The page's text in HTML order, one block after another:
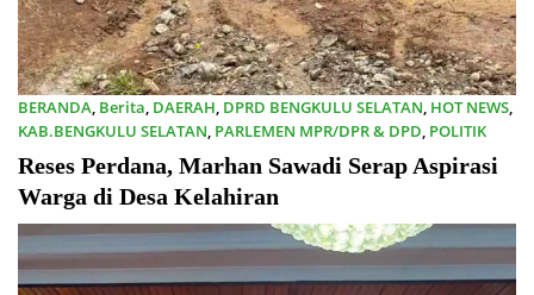
BERANDA, Berita, DAERAH, DPRD BENGKULU SELATAN, HOT NEWS,
KAB.BENGKULU SELATAN, PARLEMEN MPR/DPR & DPD, POLITIK
21/12/2025
Reses Perdana, Marhan Sawadi Serap Aspirasi
Warga di Desa Kelahiran